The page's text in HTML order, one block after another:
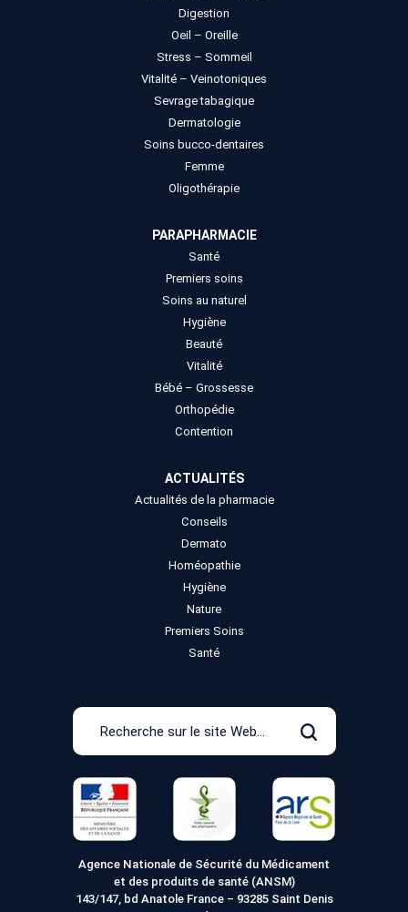
Digestion
Oeil – Oreille
Stress – Sommeil
Vitalité – Veinotoniques
Sevrage tabagique
Dermatologie
Soins bucco-dentaires
Femme
Oligothérapie
PARAPHARMACIE
Santé
Premiers soins
Soins au naturel
Hygiène
Beauté
Vitalité
Bébé – Grossesse
Orthopédie
Contention
ACTUALITÉS
Actualités de la pharmacie
Conseils
Dermato
Homéopathie
Hygiène
Nature
Premiers Soins
Santé
Recherche
le
site
Web
Rechercher
Agence Nationale de Sécurité du Médicament
et des produits de santé (ANSM)
143/147, bd Anatole France – 93285 Saint Denis